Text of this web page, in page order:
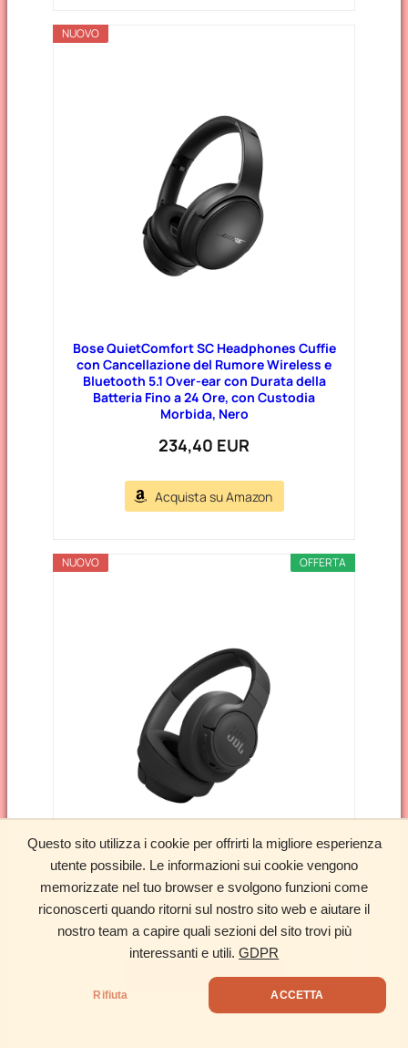
Questo sito utilizza i cookie per offrirti la migliore esperienza
utente possibile. Le informazioni sui cookie vengono
memorizzate nel tuo browser e svolgono funzioni come
riconoscerti quando ritorni sul nostro sito web e aiutare il
nostro team a capire quali sezioni del sito trovi più
interessanti e utili. GDPR
Rifiuta ACCETTA
NUOVO
Bose QuietComfort SC Headphones Cuffie
con Cancellazione del Rumore Wireless e
Bluetooth 5.1 Over-ear con Durata della
Batteria Fino a 24 Ore, con Custodia
Morbida, Nero
234,40 EUR
Acquista su Amazon
OFFERTA
NUOVO
JBL Tune 770 NC Cuffie On-Ear Bluetooth
Wireless, Nero
79,85 EUR
Acquista su Amazon